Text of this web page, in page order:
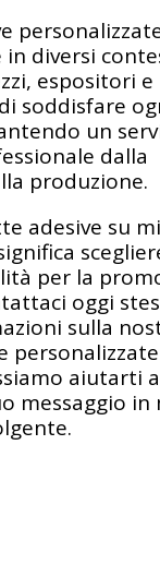
in diversi
espositori
soddisfare
un
dalla
produzione.
adesive su
per la
oggi
sulla
aiutarti a
messaggio in